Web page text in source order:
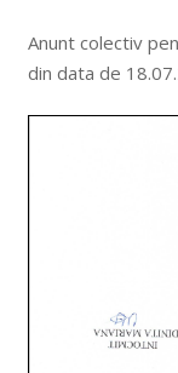
Anunt colectiv
din data de